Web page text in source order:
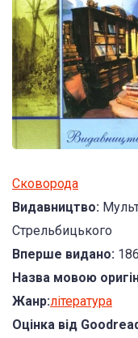
Сковорода
Видавництво:
Стрельбицького
Вперше видано:
Назва мовою
Жанр:література
Оцінка від